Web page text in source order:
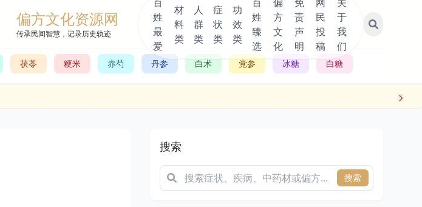
偏方文化资源网
传承民间智慧，记录历史轨迹
姓
最
爱
材
料
类
人
群
类
症
状
类
功
效
类
姓
臻
选
方
文
化
责
声
明
民
投
稿
于
我
们
茯苓 粳米 赤芍 丹参 白术 党参 冰糖 白糖
搜索
搜索